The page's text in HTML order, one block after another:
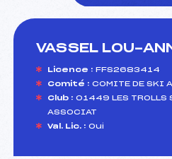
VASSEL LOU-
Licence : FFS2683414
Comité : COMITE DE SKI
Club : 01449 LES TROLLS
ASSOCIAT
Val. Lic. : Oui